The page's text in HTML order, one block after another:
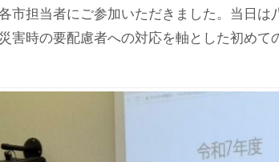
市担当者にご参加いただきました。当日
害時の要配慮者への対応を軸とした初め